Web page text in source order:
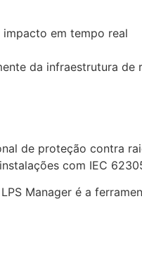
em tempo real
da infraestrutura de
de proteção contra
com IEC
Manager é a